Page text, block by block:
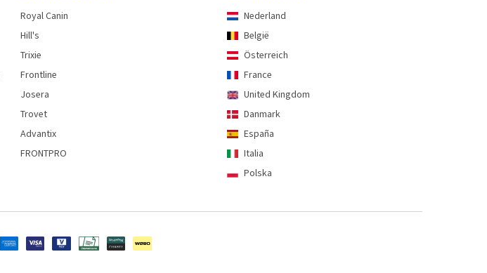
Royal Canin
Hill's
Trixie
Frontline
Josera
Trovet
Advantix
FRONTPRO
Nederland
België
Österreich
France
United Kingdom
Danmark
España
Italia
Polska